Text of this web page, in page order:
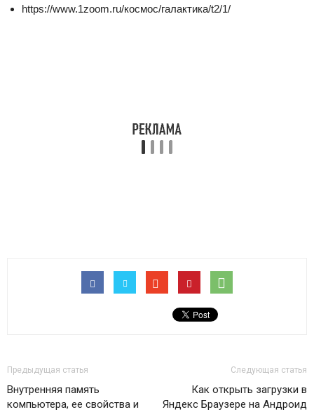
https://www.1zoom.ru/космос/галактика/t2/1/
Предыдущая статья
Внутренняя память
компьютера, ее свойства и
Следующая статья
Как открыть загрузки в
Яндекс Браузере на Андроид